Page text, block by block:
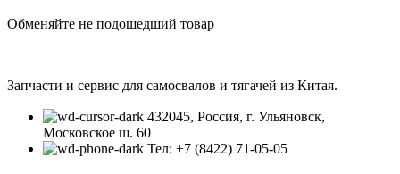
Обменяйте не подошедший товар
Запчасти и сервис для самосвалов и тягачей из Китая.
432045, Россия, г. Ульяновск,
Московское ш. 60
Тел: +7 (8422) 71-05-05